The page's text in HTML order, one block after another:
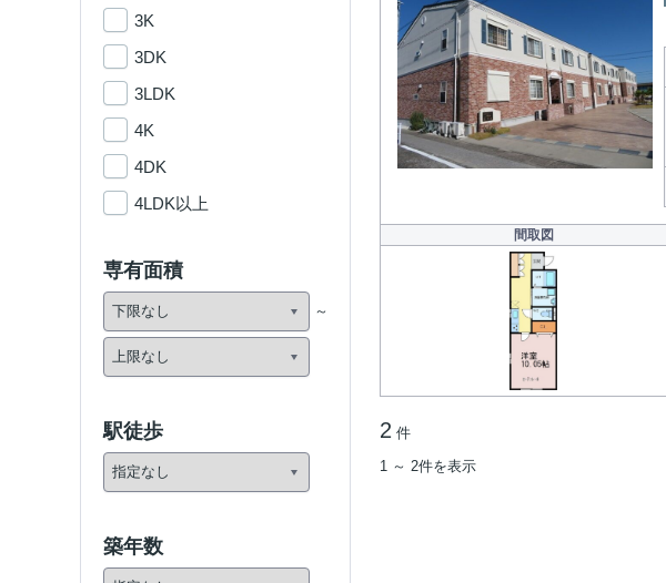
間取図
2 件
1 ～ 2件を表示
3K
3DK
3LDK
4K
4DK
4LDK以上
専有面積
駅徒歩
築年数